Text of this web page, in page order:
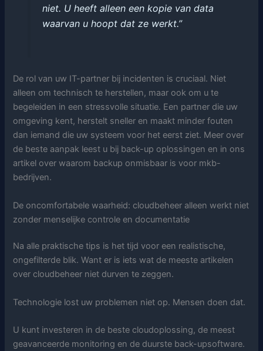
niet. U heeft alleen een kopie van data
waarvan u hoopt dat ze werkt.”
De rol van uw IT-partner bij incidenten is cruciaal. Niet
alleen om technisch te herstellen, maar ook om u te
begeleiden in een stressvolle situatie. Een partner die uw
omgeving kent, herstelt sneller en maakt minder fouten
dan iemand die uw systeem voor het eerst ziet. Meer over
de beste aanpak leest u bij back-up oplossingen en in ons
artikel over waarom backup onmisbaar is voor mkb-
bedrijven.
De oncomfortabele waarheid: cloudbeheer alleen werkt niet
zonder menselijke controle en documentatie
Na alle praktische tips is het tijd voor een realistische,
ongefilterde blik. Want er is iets wat de meeste artikelen
over cloudbeheer niet durven te zeggen.
Technologie lost uw problemen niet op. Mensen doen dat.
U kunt investeren in de beste cloudoplossing, de meest
geavanceerde monitoring en de duurste back-upsoftware.